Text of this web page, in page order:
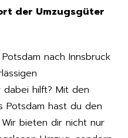
der Umzugsgüter
nach Innsbruck
dabei hilft? Mit den
Potsdam hast du den
bieten dir nicht nur